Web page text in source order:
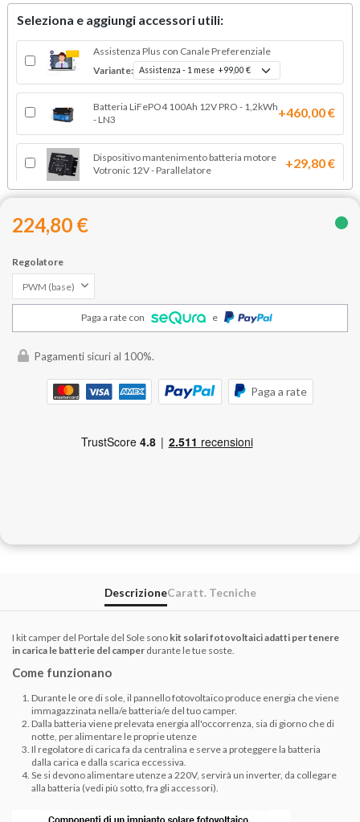
Seleziona e aggiungi accessori utili:
Assistenza Plus con Canale Preferenziale
Variante:
Batteria LiFePO4 100Ah 12V PRO - 1,2kWh
- LN3
+460,00 €
Dispositivo mantenimento batteria motore
Votronic 12V - Parallelatore
+29,80 €
Set montaggio pannelli su camper: 4 angolari,
224,80 €
Regolatore
Paga a rate con e
Pagamenti sicuri al 100%.
Paga a rate
DescrizioneCaratt. Tecniche
I kit camper del Portale del Sole sono kit solari fotovoltaici adatti per tenere
in carica le batterie del camper durante le tue soste.
Come funzionano
Durante le ore di sole, il pannello fotovoltaico produce energia che viene
immagazzinata nella/e batteria/e del tuo camper.
Dalla batteria viene prelevata energia all'occorrenza, sia di giorno che di
notte, per alimentare le proprie utenze
Il regolatore di carica fa da centralina e serve a proteggere la batteria
dalla carica e dalla scarica eccessiva.
Se si devono alimentare utenze a 220V, servirà un inverter, da collegare
alla batteria (vedi più sotto, fra gli accessori).